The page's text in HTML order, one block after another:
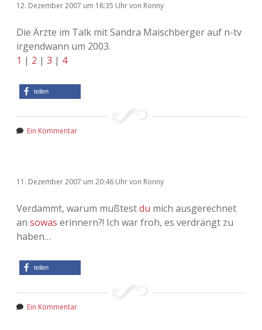
12. Dezember 2007 um 18:35 Uhrvon Ronny
Die Ärzte im Talk mit Sandra Maischberger auf n-tv
irgendwann um 2003.
1 | 2 | 3 | 4
teilen
Ein Kommentar
11. Dezember 2007 um 20:46 Uhrvon Ronny
Verdammt, warum mußtestdu mich ausgerechnet
an sowas erinnern?! Ich war froh, es verdrängt zu
haben…
teilen
Ein Kommentar